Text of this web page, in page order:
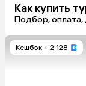
Как купить
Подбор, оплата,
Кешбэк + 2 128